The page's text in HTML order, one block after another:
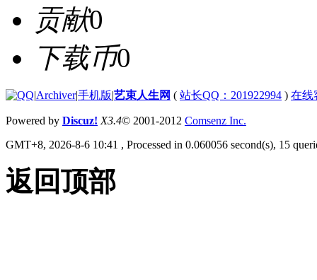
贡献0
下载币0
|Archiver|手机版|艺束人生网 ( 站长QQ：201922994 ) 在线
Powered by Discuz! X3.4© 2001-2012 Comsenz Inc.
GMT+8, 2026-8-6 10:41 , Processed in 0.060056 second(s), 15
返回顶部